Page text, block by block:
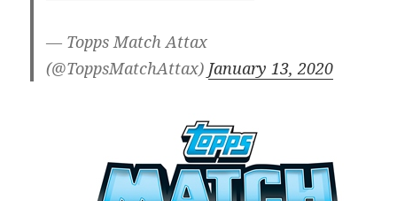
— Topps Match Attax
(@ToppsMatchAttax) January 13, 2020